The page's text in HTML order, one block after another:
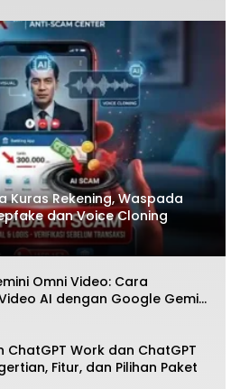
Kuras Rekening, Waspada
dan Voice Cloning
Omni Video: Cara
AI dengan Google Gemini
ChatGPT Work dan ChatGPT
Fitur, dan Pilihan Paket